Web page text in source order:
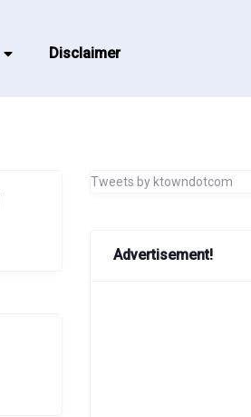
Disclaimer
Tweets by ktowndotcom
Advertisement!